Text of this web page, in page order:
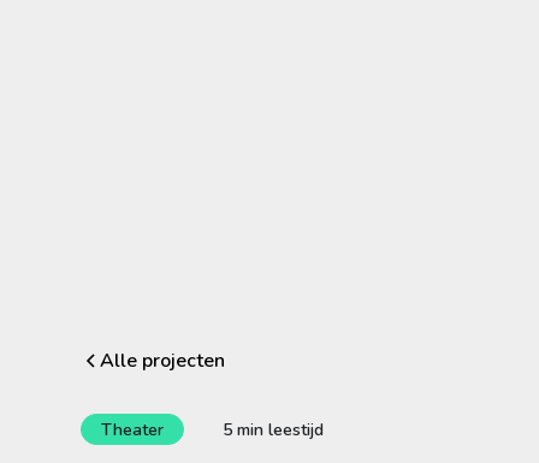
Alle projecten
Theater 5 min leestijd